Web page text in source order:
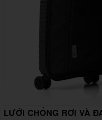
LƯỚI CHỐNG RƠI VÀ